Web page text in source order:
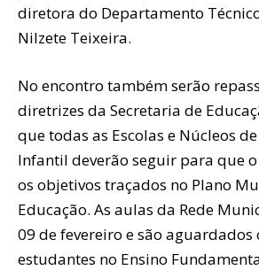
diretora do Departamento
Nilzete Teixeira.
No encontro também serão
diretrizes da Secretaria de
que todas as Escolas e Núcleos
Infantil deverão seguir para que
os objetivos traçados no Plano
Educação. As aulas da Rede
09 de fevereiro e são aguardados
estudantes no Ensino